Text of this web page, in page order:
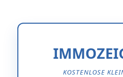
KOSTENLOSE